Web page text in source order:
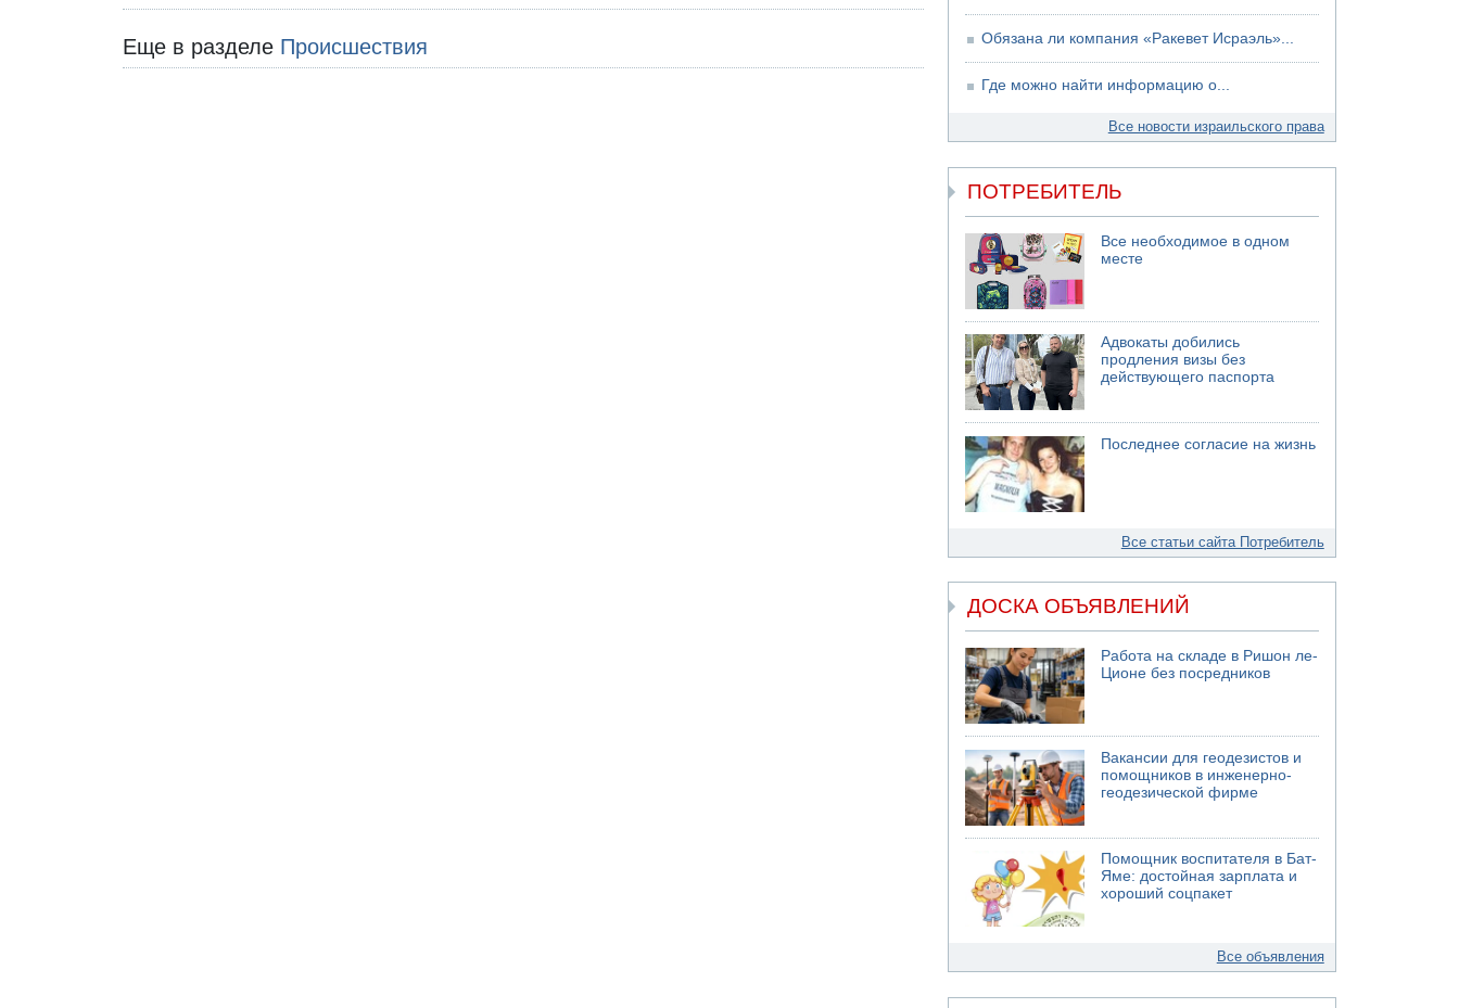
Еще в разделе Происшествия Обязана ли компания «Ракевет Исраэль»...
Где можно найти информацию о...
Все новости израильского права
ПОТРЕБИТЕЛЬ
Все необходимое в одном
месте
Адвокаты добились
продления визы без
действующего паспорта
Последнее согласие на жизнь
Все статьи сайта Потребитель
ДОСКА ОБЪЯВЛЕНИЙ
Работа на складе в Ришон ле-
Ционе без посредников
Вакансии для геодезистов и
помощников в инженерно-
геодезической фирме
Помощник воспитателя в Бат-
Яме: достойная зарплата и
хороший соцпакет
Все объявления